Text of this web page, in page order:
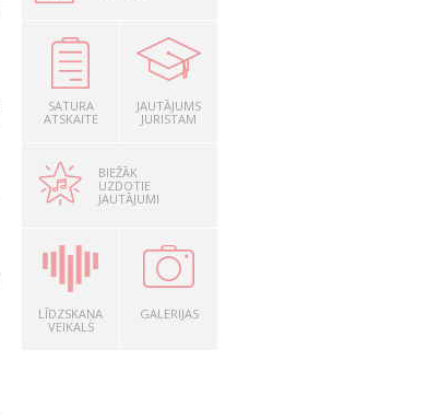
SATURA
ATSKAITE
JAUTĀJUMS
JURISTAM
BIEŽĀK
UZDOTIE
JAUTĀJUMI
LĪDZSKAŅA
VEIKALS
GALERIJAS